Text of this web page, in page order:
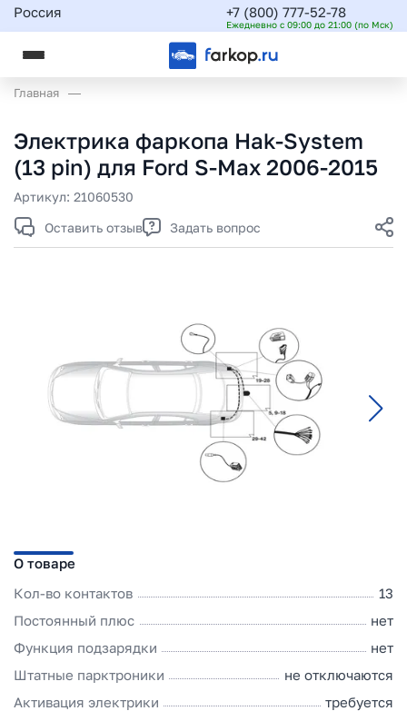
Россия +7 (800) 777-52-78
Ежедневно с 09:00 до 21:00 (по Мск)
Главная
Электрика фаркопа Hak-System
(13 pin) для Ford S-Max 2006-2015
Артикул: 21060530
Оставить отзыв
Задать вопрос
О товаре
Кол-во контактов
13
Постоянный плюс
нет
Функция подзарядки
нет
Штатные парктроники
не отключаются
Активация электрики
требуется